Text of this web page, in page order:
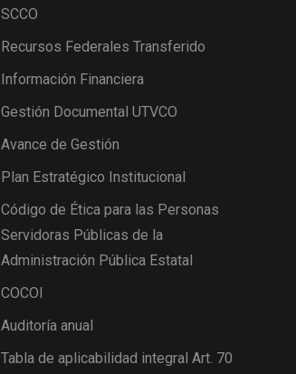
SCCO
Recursos Federales Transferido
Información Financiera
Gestión Documental UTVCO
Avance de Gestión
Plan Estratégico Institucional
Código de Ética para las Personas
Servidoras Públicas de la
Administración Pública Estatal
COCOI
Auditoría anual
Tabla de aplicabilidad integral Art. 70